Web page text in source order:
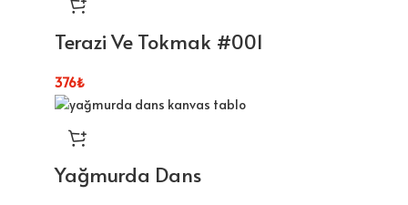
Terazi Ve Tokmak #001
376₺
Yağmurda Dans